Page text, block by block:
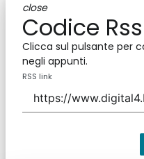
close
Codice Rss
Clicca sul pulsante per
negli appunti.
RSS link